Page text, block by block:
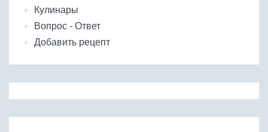
Кулинары
Вопрос - Ответ
Добавить рецепт